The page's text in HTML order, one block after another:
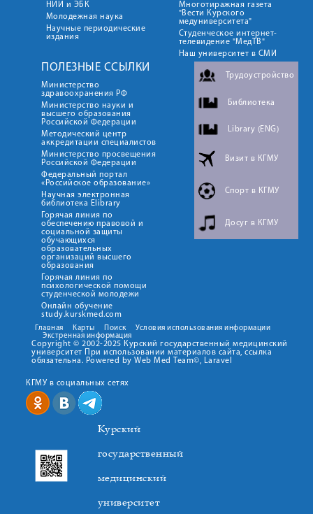
НИИ и ЭБК
Молодежная наука
Научные периодические
издания
Многотиражная газета
"Вести Курского
медуниверситета"
Студенческое интернет-
телевидение "МедТВ"
Наш университет в СМИ
ПОЛЕЗНЫЕ ССЫЛКИ
Министерство
здравоохранения РФ
Министерство науки и
высшего образования
Российской Федерации
Методический центр
аккредитации специалистов
Министерство просвещения
Российской Федерации
Федеральный портал
«Российское образование»
Научная электронная
библиотека Elibrary
Горячая линия по
обеспечению правовой и
социальной защиты
обучающихся
образовательных
организаций высшего
образования
Горячая линия по
психологической помощи
студенческой молодежи
Онлайн обучение
study.kurskmed.com
Трудоустройство
Библиотека
Library (ENG)
Визит в КГМУ
Спорт в КГМУ
Досуг в КГМУ
Главная Карты Поиск
Условия использования информации
Экстренная информация
Copyright © 2002-2025 Курский государственный медицинский
университет При использовании материалов сайта, ссылка
обязательна. Powered by Web Med Team©, Laravel
КГМУ в социальных сетях
Курский
государственный
медицинский
университет